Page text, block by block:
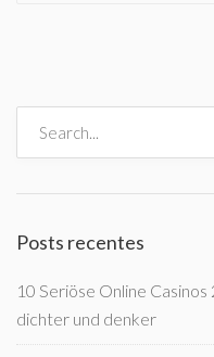
Posts recentes
10 Seriöse Online
dichter und denker